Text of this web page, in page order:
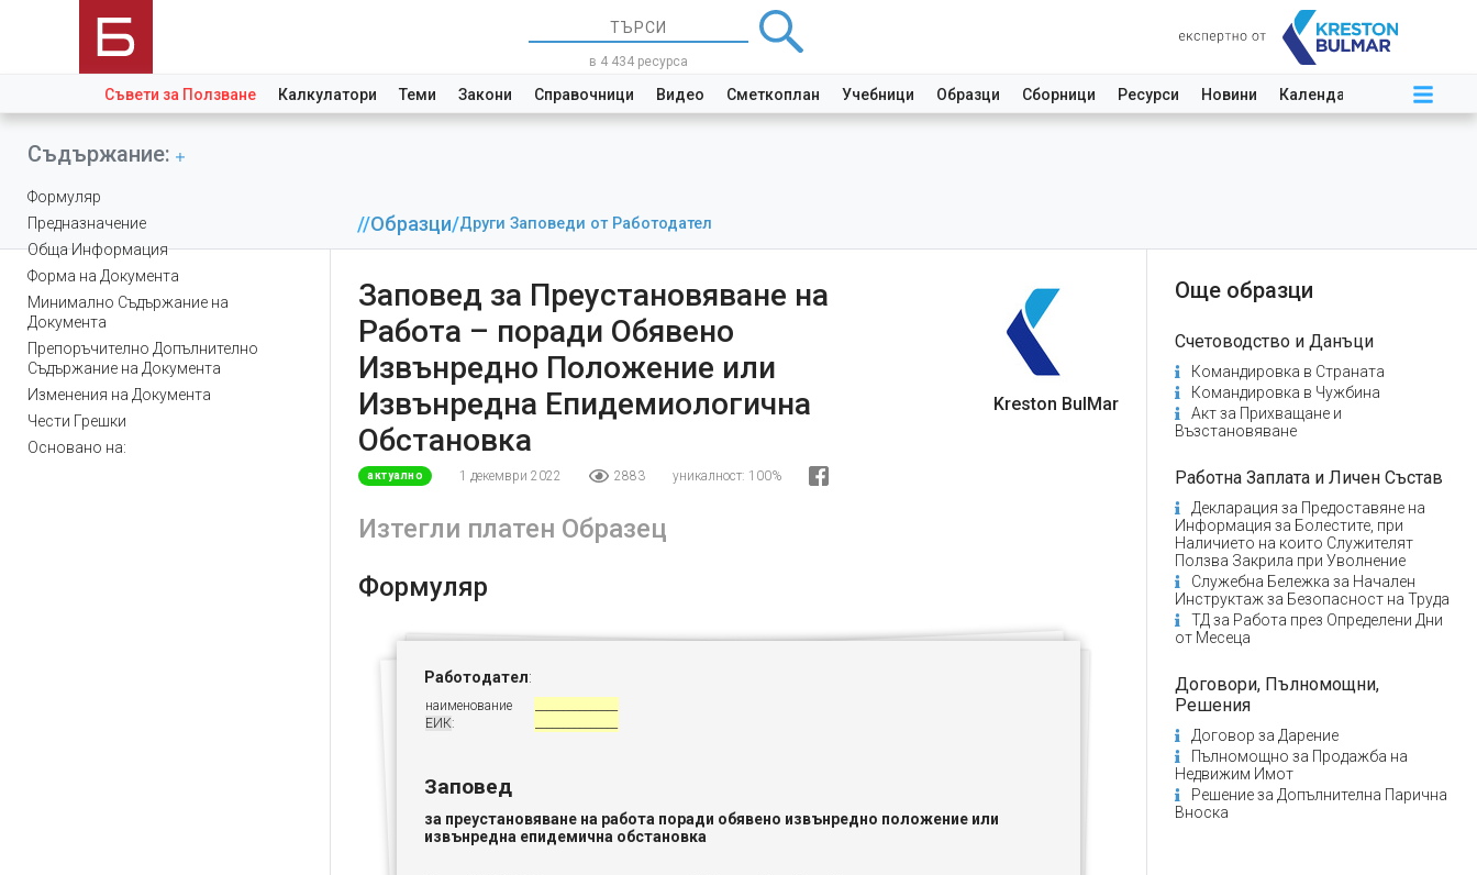
в 4 434 ресурса
Съвети за Ползване Калкулатори Теми Закони Справочници Видео Сметкоплан Учебници Образци Сборници Ресурси Новини Календар
//Образци/Други Заповеди от Работодател
Съдържание:
Формуляр
Предназначение
Обща Информация
Форма на Документа
Минимално Съдържание на
Документа
Препоръчително Допълнително
Съдържание на Документа
Изменения на Документа
Чести Грешки
Основано на:
Заповед за Преустановяване на
Работа – поради Обявено
Извънредно Положение или
Извънредна Епидемиологична
Обстановка
Kreston BulMar
актуално 1 декември 2022 2883 уникалност: 100%
Изтегли платен Образец
Формуляр
Работодател:
наименование
ЕИК:
Заповед
за преустановяване на работа поради обявено извънредно положение или
извънредна епидемична обстановка
Още образци
Счетоводство и Данъци
Командировка в Страната
Командировка в Чужбина
Акт за Прихващане и
Възстановяване
Работна Заплата и Личен Състав
Декларация за Предоставяне на
Информация за Болестите, при
Наличието на които Служителят
Ползва Закрила при Уволнение
Служебна Бележка за Начален
Инструктаж за Безопасност на Труда
ТД за Работа през Определени Дни
от Месеца
Договори, Пълномощни,
Решения
Договор за Дарение
Пълномощно за Продажба на
Недвижим Имот
Решение за Допълнителна Парична
Вноска